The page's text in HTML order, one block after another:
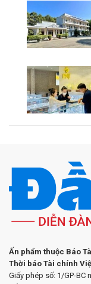
Ấn phẩm thuộc Báo
Thời báo Tài chính
Giấy phép số: 1/GP-BC